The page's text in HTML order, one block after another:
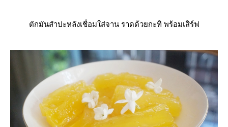
ตักมันสำปะหลังเชื่อมใส่จาน ราดด้วยกะทิ พร้อมเสิร์ฟ